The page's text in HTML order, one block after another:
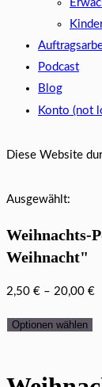
Podcast
Blog
Konto (not
Diese Website
Ausgewählt:
Weihnachts-
Weihnacht"
2,50 € – 20,00 €
Optionen wählen